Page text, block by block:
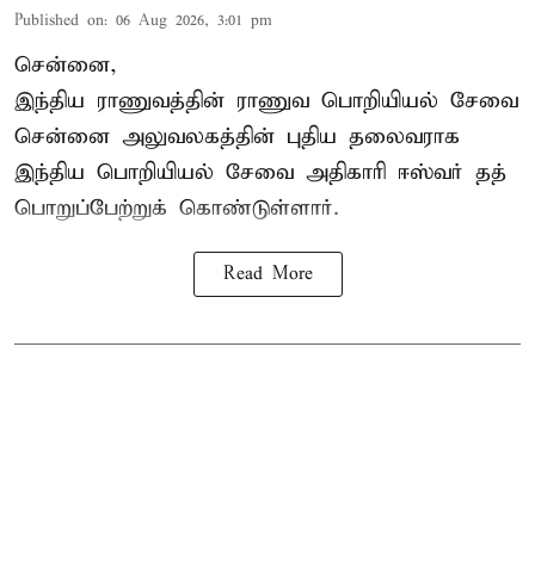
Published on: 06 Aug 2026, 3:01 pm
சென்னை,
இந்திய ராணுவத்தின் ராணுவ பொறியியல் சேவை
சென்னை அலுவலகத்தின் புதிய தலைவராக
இந்திய பொறியியல் சேவை அதிகாரி ஈஸ்வர் தத்
பொறுப்பேற்றுக் கொண்டுள்ளார்.
Read More